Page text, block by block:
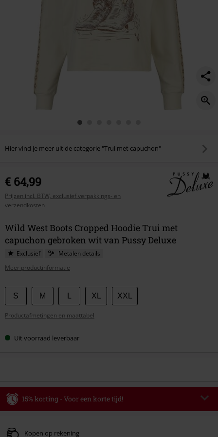
Hier vind je meer uit de categorie "Trui met capuchon"
€ 64,99
Prijzen incl. BTW, exclusief verpakkings- en
verzendkosten
Wild West Boots Cropped Hoodie Trui met
capuchon gebroken wit van Pussy Deluxe
Exclusief
Metalen details
Meer productinformatie
Kies
je
maat
S M XL XXL
Productafmetingen en maattabel
Uit voorraad leverbaar
15% korting - Voor een korte tijd!
Geldig t/m 09-08-2026
Kopen op rekening